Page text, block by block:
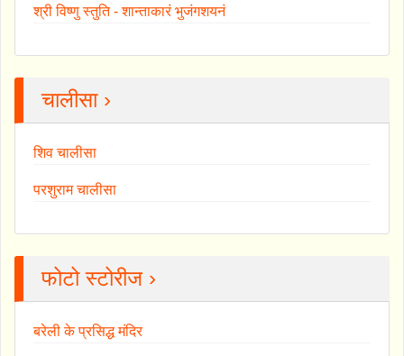
श्री विष्णु स्तुति - शान्ताकारं भुजंगशयनं
चालीसा ›
शिव चालीसा
परशुराम चालीसा
फोटो स्टोरीज ›
बरेली के प्रसिद्ध मंदिर